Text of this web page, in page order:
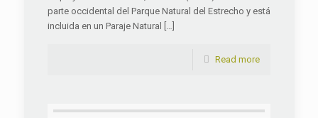
parte occidental del Parque Natural del Estrecho y está
incluida en un Paraje Natural […]
Read more